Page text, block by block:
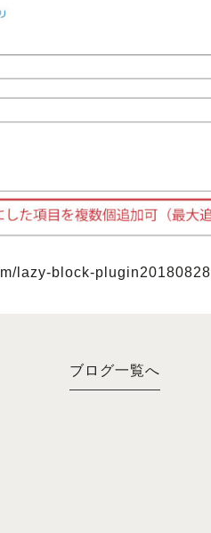
lazy-block-plugin20180828
ブログ一覧へ